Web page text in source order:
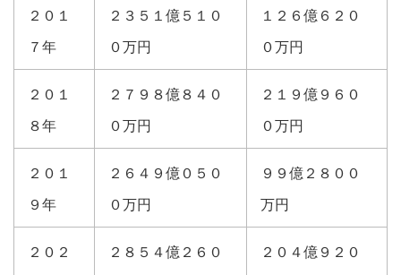
２０１
７年
２３５１億５１０
０万円
１２６億６２０
０万円
２０１
８年
２７９８億８４０
０万円
２１９億９６０
０万円
２０１
９年
２６４９億０５０
０万円
９９億２８００
万円
２０２ ２８５４億２６０ ２０４億９２０